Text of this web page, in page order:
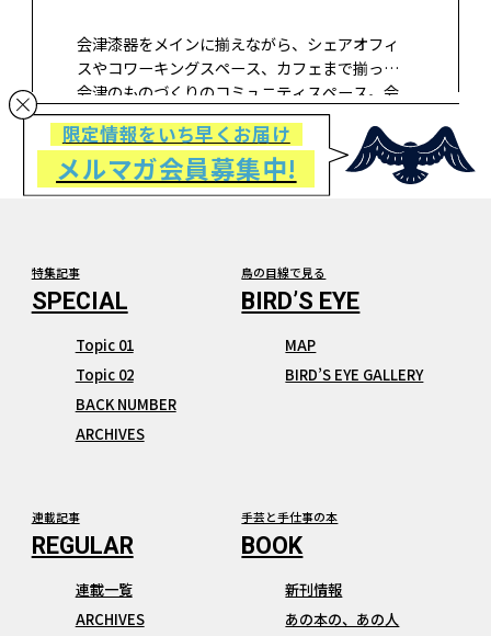
会津漆器をメインに揃えながら、シェアオフィ
スやコワーキングスペース、カフェまで揃った
会津のものづくりのコミュニティスペース。会
津の「今」を見つけるならここです。
限定情報をいち早くお届け
メルマガ会員募集中!
特集記事
Topic 01
Topic 02
BACK NUMBER
ARCHIVES
鳥の目線で見る
MAP
BIRD’S EYE GALLERY
連載記事
連載一覧
ARCHIVES
手芸と手仕事の本
新刊情報
あの本の、あの人